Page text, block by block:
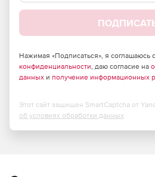
Ключевые
SaluteJazz
Нажимая «Подписаться», я соглашаюсь с
конфиденциальности, даю согласие на
данных и получение информационных
Этот сайт защищен SmartCaptcha от
об условиях обработки данных